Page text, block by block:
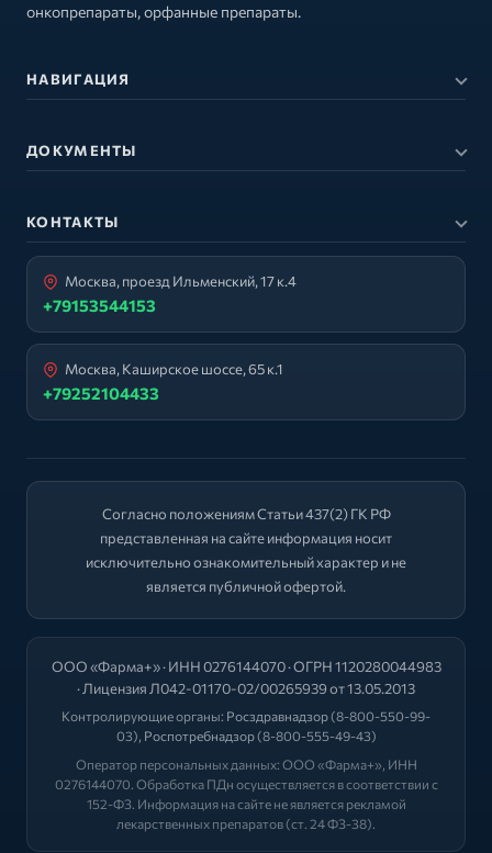
онкопрепараты, орфанные препараты.
НАВИГАЦИЯ
ДОКУМЕНТЫ
КОНТАКТЫ
Москва, проезд Ильменский, 17 к.4
+79153544153
Москва, Каширское шоссе, 65 к.1
+79252104433
Согласно положениям Статьи 437(2) ГК РФ
представленная на сайте информация носит
исключительно ознакомительный характер и не
является публичной офертой.
ООО «Фарма+» · ИНН 0276144070 · ОГРН 1120280044983
· Лицензия Л042-01170-02/00265939 от 13.05.2013
Контролирующие органы: Росздравнадзор(8-800-550-99-
03), Роспотребнадзор(8-800-555-49-43)
Оператор персональных данных: ООО «Фарма+», ИНН
0276144070. Обработка ПДн осуществляется в соответствии с
152-ФЗ. Информация на сайте не является рекламой
лекарственных препаратов (ст. 24 ФЗ-38).